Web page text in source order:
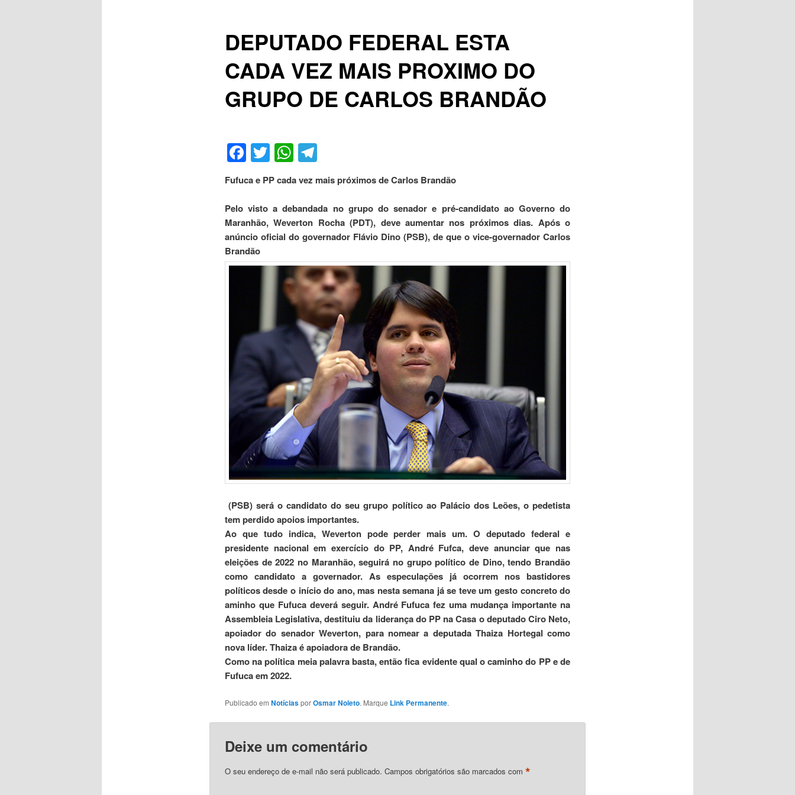
DEPUTADO FEDERAL ESTA
CADA VEZ MAIS PROXIMO DO
GRUPO DE CARLOS BRANDÃO
Facebook
TwitterWhatsApp
Telegram
Fufuca e PP cada vez mais próximos de Carlos Brandão
Pelo visto a debandada no grupo do senador e pré-candidato ao Governo do
Maranhão, Weverton Rocha (PDT), deve aumentar nos próximos dias. Após o
anúncio oficial do governador Flávio Dino (PSB), de que o vice-governador Carlos
Brandão
(PSB) será o candidato do seu grupo político ao Palácio dos Leões, o pedetista
tem perdido apoios importantes.
Ao que tudo indica, Weverton pode perder mais um. O deputado federal e
presidente nacional em exercício do PP, André Fufca, deve anunciar que nas
eleições de 2022 no Maranhão, seguirá no grupo político de Dino, tendo Brandão
como candidato a governador. As especulações já ocorrem nos bastidores
políticos desde o início do ano, mas nesta semana já se teve um gesto concreto do
aminho que Fufuca deverá seguir. André Fufuca fez uma mudança importante na
Assembleia Legislativa, destituiu da liderança do PP na Casa o deputado Ciro Neto,
apoiador do senador Weverton, para nomear a deputada Thaiza Hortegal como
nova líder. Thaiza é apoiadora de Brandão.
Como na política meia palavra basta, então fica evidente qual o caminho do PP e de
Fufuca em 2022.
Publicado em NotíciasporOsmar Noleto. Marque Link Permanente.
Deixe um comentário
O seu endereço de e-mail não será publicado. Campos obrigatórios são marcados com *